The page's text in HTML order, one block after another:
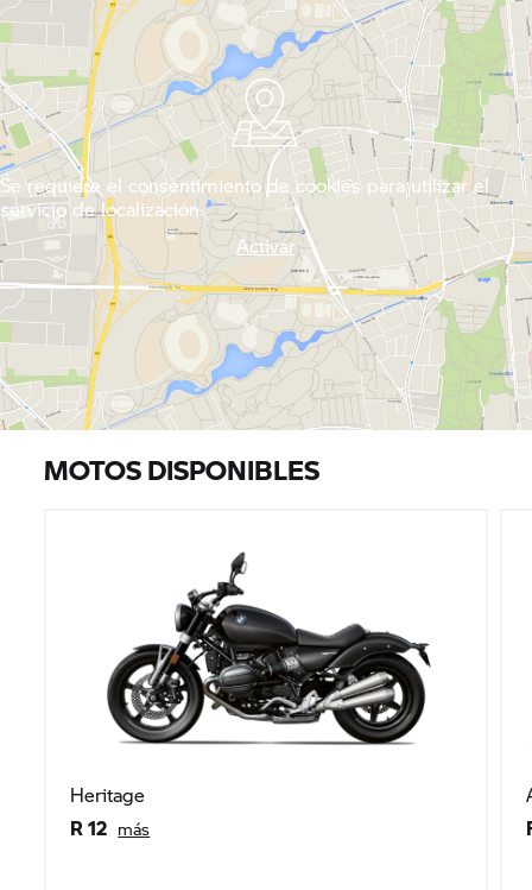
Se requiere el consentimiento de cookies para utilizar el
servicio de localización.
Activar
MOTOS DISPONIBLES
Heritage
R 12 más